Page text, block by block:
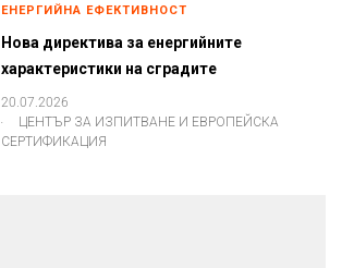
ЕНЕРГИЙНА ЕФЕКТИВНОСТ
Нова директива за енергийните
характеристики на сградите
20.07.2026
.
ЦЕНТЪР ЗА ИЗПИТВАНЕ И ЕВРОПЕЙСКА
СЕРТИФИКАЦИЯ